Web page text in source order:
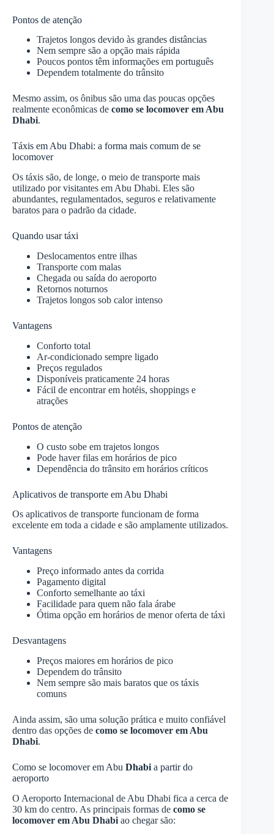
Pontos de atenção
Trajetos longos devido às grandes distâncias
Nem sempre são a opção mais rápida
Poucos pontos têm informações em português
Dependem totalmente do trânsito
Mesmo assim, os ônibus são uma das poucas opções
realmente econômicas de como se locomover em Abu
Dhabi.
Táxis em Abu Dhabi: a forma mais comum de se
locomover
Os táxis são, de longe, o meio de transporte mais
utilizado por visitantes em Abu Dhabi. Eles são
abundantes, regulamentados, seguros e relativamente
baratos para o padrão da cidade.
Quando usar táxi
Deslocamentos entre ilhas
Transporte com malas
Chegada ou saída do aeroporto
Retornos noturnos
Trajetos longos sob calor intenso
Vantagens
Conforto total
Ar-condicionado sempre ligado
Preços regulados
Disponíveis praticamente 24 horas
Fácil de encontrar em hotéis, shoppings e
atrações
Pontos de atenção
O custo sobe em trajetos longos
Pode haver filas em horários de pico
Dependência do trânsito em horários críticos
Aplicativos de transporte em Abu Dhabi
Os aplicativos de transporte funcionam de forma
excelente em toda a cidade e são amplamente utilizados.
Vantagens
Preço informado antes da corrida
Pagamento digital
Conforto semelhante ao táxi
Facilidade para quem não fala árabe
Ótima opção em horários de menor oferta de táxi
Desvantagens
Preços maiores em horários de pico
Dependem do trânsito
Nem sempre são mais baratos que os táxis
comuns
Ainda assim, são uma solução prática e muito confiável
dentro das opções de como se locomover em Abu
Dhabi.
Como se locomover em Abu Dhabi a partir do
aeroporto
O Aeroporto Internacional de Abu Dhabi fica a cerca de
30 km do centro. As principais formas de como se
locomover em Abu Dhabi ao chegar são: